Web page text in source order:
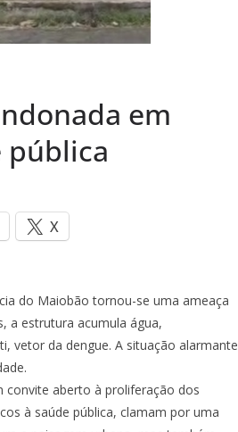
em
pública
X
do Maiobão tornou-se uma ameaça
a estrutura acumula água,
vetor da dengue. A situação alarmante
convite aberto à proliferação dos
à saúde pública, clamam por uma